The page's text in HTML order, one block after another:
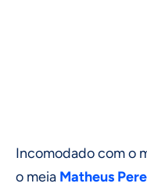
Incomodado com o
o meia Matheus